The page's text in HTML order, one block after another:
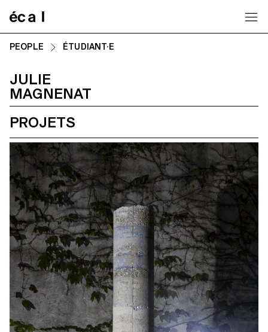
PEOPLE ÉTUDIANT·E
JULIE
MAGNENAT
PROJETS